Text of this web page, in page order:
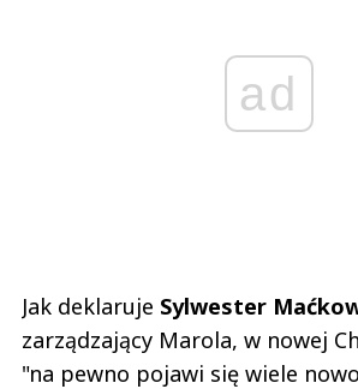
ad
Jak deklaruje Sylwester
zarządzający Marola, w nowej
"na pewno pojawi się wiele